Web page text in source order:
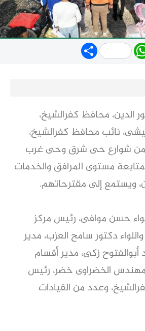
Share
الدين، محافظ كفرالشيخ،
نائب محافظ كفرالشيخ،
من شوارع حى شرق وحى غرب
مستوى المرافق والخدمات
ويستمع إلى مقترحاتهم.
حسن موافى، رئيس مركز
دكتور سامح العزب، مدير
أبوالفتوح زكى، مدير أقسام
الخضراوى خضر، رئيس
وعدد من القيادات